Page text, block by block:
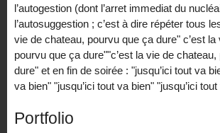
l’autogestion (dont l’arret immediat du
l’autosuggestion ; c’est à dire répéter tous
vie de chateau, pourvu que ça dure" c’est la
pourvu que ça dure""c’est la vie de
dure" et en fin de soirée : "jusqu’ici tout va
va bien" "jusqu’ici tout va bien" "jusqu’ici
Portfolio